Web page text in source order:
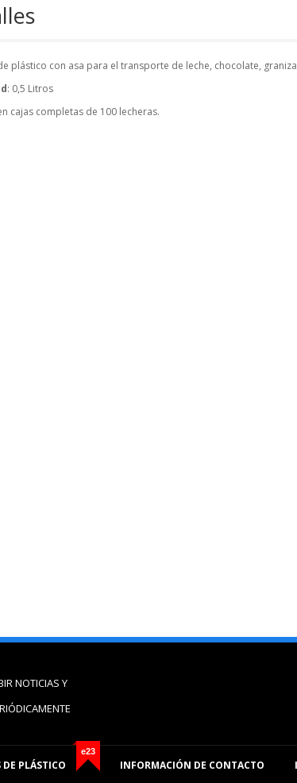
plástico con asa para el transporte de leche, chocolate,
: 0,5 Litros
cajas completas de 100 lecheras.
NOTICIAS Y
e23
PLÁSTICO INFORMACIÓN DE CONTACTO